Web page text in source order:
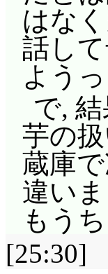
はな
話し
ようっ
で,
芋の
蔵庫
違い
もう
[25:30]